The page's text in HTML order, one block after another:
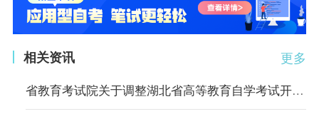
更多
相关资讯
省教育考试院关于调整湖北省高等教育自学考试开考专业考试计划的通告